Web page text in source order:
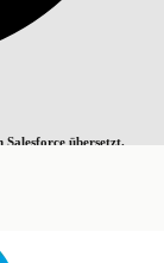
Salesforce übersetzt.